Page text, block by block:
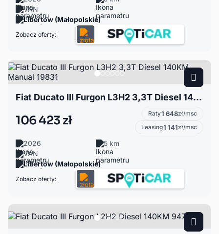
VAN
Libertów (Małopolskie)
Zobacz oferty:
Fiat Ducato III Furgon L3H2 3,3T Diesel 140KM Manual 19831
106 423 zł Raty1 648zł/msc
Leasing1 141zł/msc
2026
5 km
VAN
Libertów (Małopolskie)
Zobacz oferty: